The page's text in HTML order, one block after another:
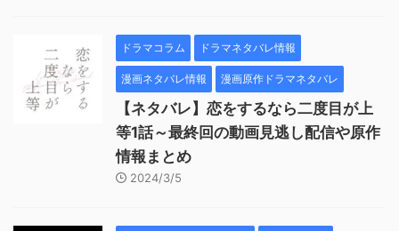
ドラマコラム ドラマネタバレ情報
漫画ネタバレ情報 漫画原作ドラマネタバレ
【ネタバレ】恋をするなら二度目が上
等1話～最終回の動画見逃し配信や原作
情報まとめ
2024/3/5